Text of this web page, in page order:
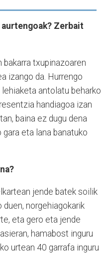
Zerbait
bakarra txupinazoaren
izango da. Hurrengo
antolatu beharko
handiagoa izan
baina ez dugu dena
eta lana banatuko
jende batek soilik
duen, norgehiagokarik
eta gero eta jende
hamabost inguru
urtean 40 garrafa inguru